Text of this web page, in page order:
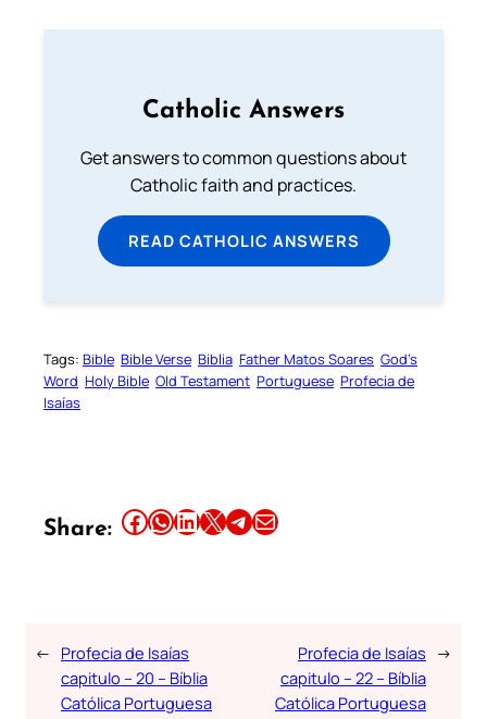
Catholic Answers
Get answers to common questions about
Catholic faith and practices.
READ CATHOLIC ANSWERS
Tags: Bible Bible Verse Biblia Father Matos Soares God’s
Word Holy Bible Old Testament Portuguese Profecia de
Isaías
Share: Share this article on Facebook Share this article on WhatsApp Share this article on LinkedIn Share this article on X Share this article on TelegramEmail this Article
← Profecia de Isaías
capitulo – 20 – Bíblia
Católica Portuguesa
Profecia de Isaías
capitulo – 22 – Bíblia
Católica Portuguesa
→